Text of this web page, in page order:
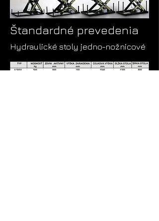
Štandardné prevedenia
Hydraulické stoly jedno-nožnicové